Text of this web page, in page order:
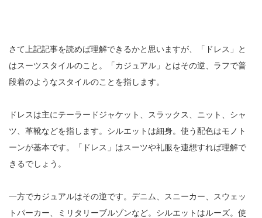
さて上記記事を読めば理解できるかと思いますが、「ドレス」と
はスーツスタイルのこと。「カジュアル」とはその逆、ラフで普
段着のようなスタイルのことを指します。
ドレスは主にテーラードジャケット、スラックス、ニット、シャ
ツ、革靴などを指します。シルエットは細身。使う配色はモノト
ーンが基本です。「ドレス」はスーツや礼服を連想すれば理解で
きるでしょう。
一方でカジュアルはその逆です。デニム、スニーカー、スウェッ
トパーカー、ミリタリーブルゾンなど。シルエットはルーズ。使